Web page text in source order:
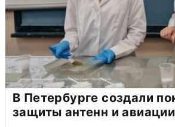
В Петербурге создали
защиты антенн и авиации